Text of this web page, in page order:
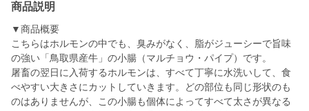
商品説明
▼商品概要
こちらはホルモンの中でも、臭みがなく、脂がジューシーで旨味
の強い「鳥取県産牛」の小腸（マルチョウ・パイプ）です。
屠畜の翌日に入荷するホルモンは、すべて丁寧に水洗いして、食
べやすい大きさにカットしていきます。どの部位も同じ形状のも
のはありませんが、この小腸も個体によってすべて太さが異なる